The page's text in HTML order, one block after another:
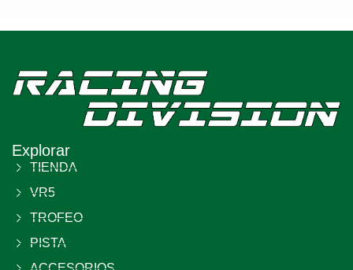
Explorar
TIENDA
VR5
TROFEO
PISTA